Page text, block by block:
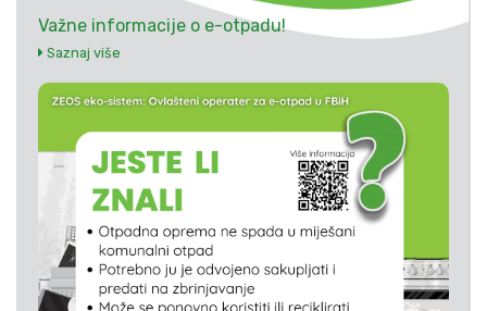
Važne informacije o e-otpadu!
Saznaj više